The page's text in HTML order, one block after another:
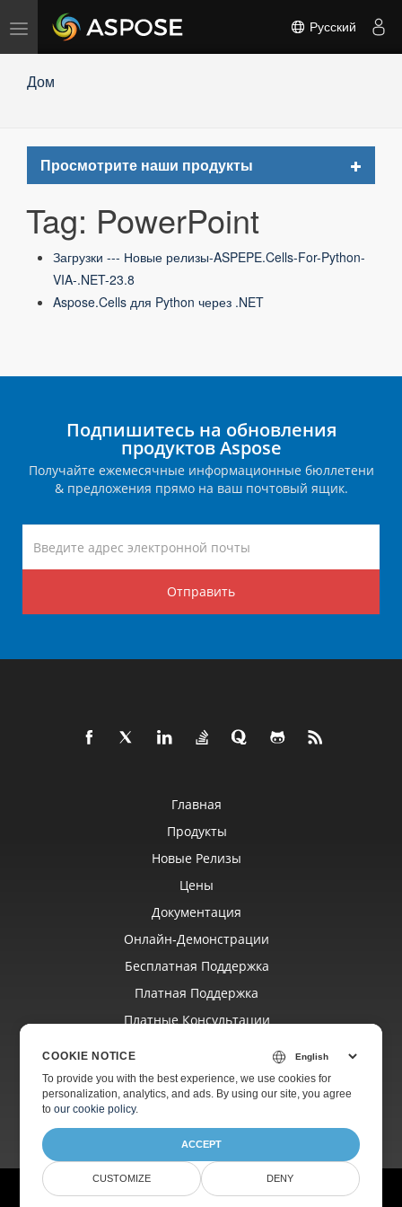
Переключить
навигацию
Русский
Дом
Просмотрите наши продукты
Toggle
Tag: PowerPoint
Загрузки --- Новые релизы-ASPEPE.Cells-For-Python-
VIA-.NET-23.8
Aspose.Cells для Python через .NET
Подпишитесь на обновления
продуктов Aspose
Получайте ежемесячные информационные бюллетени
& предложения прямо на ваш почтовый ящик.
Отправить
Главная
Продукты
Новые Релизы
Цены
Документация
Онлайн‑демонстрации
Бесплатная Поддержка
Платная Поддержка
Платные Консультации
Веб‑сайты
О Компании
© Aspose Pty Ltd 2001-2026.
COOKIE NOTICE
To provide you with the best experience, we use cookies for
personalization, analytics, and ads. By using our site, you agree
toour cookie policy.
ACCEPT
CUSTOMIZE DENY